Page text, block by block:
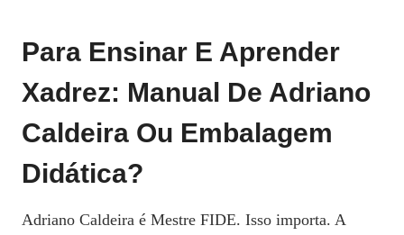
Para Ensinar E Aprender
Xadrez: Manual De Adriano
Caldeira Ou Embalagem
Didática?
Adriano Caldeira é Mestre FIDE. Isso importa. A